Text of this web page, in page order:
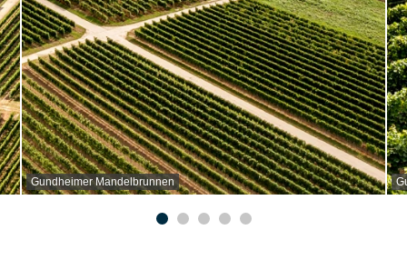
Gundheimer Mandelbrunnen